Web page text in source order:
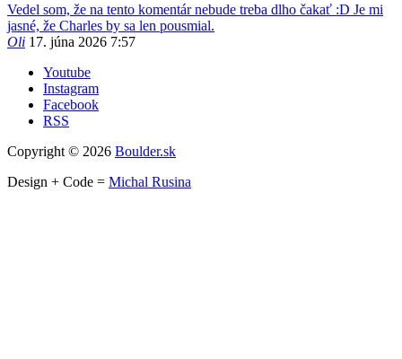
Vedel som, že na tento komentár nebude treba dlho čakať :D Je mi
jasné, že Charles by sa len pousmial.
Oli 17. júna 2026 7:57
Youtube
Instagram
Facebook
RSS
Copyright © 2026 Boulder.sk
Design + Code = Michal Rusina